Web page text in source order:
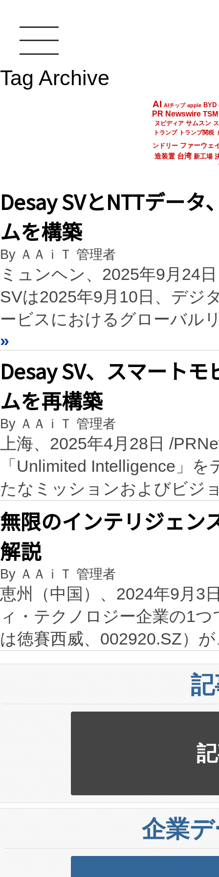
Tag Archive
AI AIチップ apple BYD
PR Newswire
ヌビディア サムスン
トランプ
トランプ関税
ンドリー ファーウェ
造装置 台湾 新工場
Desay SVとNTTデー
ムを構築
By ＡＡｉＴ 管理者
ミュンヘン、2025年9月24
SVは2025年9月10日、デジ
ービスにおけるグローバル
»
Desay SV、スマート
ムを再構築
By ＡＡｉＴ 管理者
上海、2025年4月28日 /
「Unlimited Intelligence」
たなミッションおよびビジ
無限のインテリジェン
解説
By ＡＡｉＴ 管理者
恵州（中国）、2024年9月3
ィ・テクノロジー企業の1
は徳賽西威、002920.SZ）
企業